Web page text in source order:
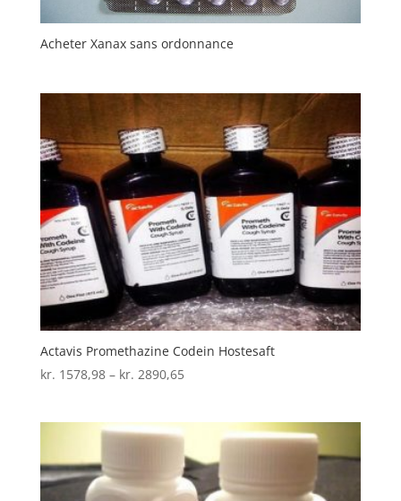
Acheter Xanax sans ordonnance
Actavis Promethazine Codein Hostesaft
kr. 1578,98 – kr. 2890,65Prisinterval:
kr. 2890,65